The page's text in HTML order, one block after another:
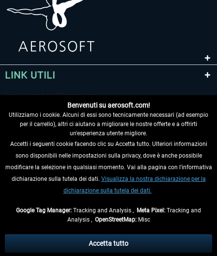
LINK UTILI
RECEDERE DAL CONTRATTO
INFORMAZIONI
eventualmente le spese di spedizione, se non diversamente descritto.
** Riguarda le spedizioni al di fuori della Germania, i tempi di consegna per le
Benvenuti su aerosoft.com!
Utilizziamo i cookie. Alcuni di essi sono tecnicamente necessari (ad esempio
per il carrello), altri ci aiutano a migliorare le nostre offerte e a offrirti
un'esperienza utente migliore.
Accetti i seguenti cookie facendo clic su Accetta tutto. Ulteriori informazioni
sono disponibili nelle impostazioni sulla privacy, dove è anche possibile
modificare la selezione in qualsiasi momento. Vai alla pagina con l'informativa
dichiarazione sulla tutela dei dati. Visualizza la nostra dichiarazione per la
dichiarazione sulla tutela dei dati.
Google Tag Manager: Tracking and Analysis , Meta Pixel: Tracking and
Analysis , OpenStreetMap:Misc
Accetta tutto